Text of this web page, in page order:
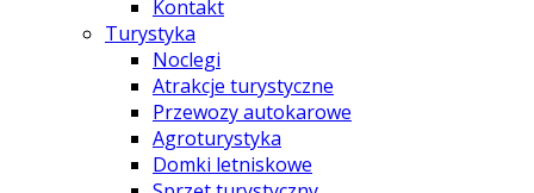
Kontakt
Turystyka
Noclegi
Atrakcje turystyczne
Przewozy autokarowe
Agroturystyka
Domki letniskowe